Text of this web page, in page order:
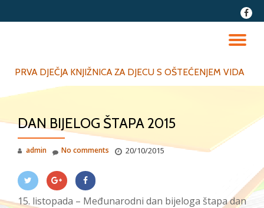
fa-
PRVA DJEČJA KNJIŽNICA ZA DJECU S OŠTEĆENJEM VIDA
DAN BIJELOG ŠTAPA 2015
admin 20/10/2015
No comments
15. listopada – Međunarodni dan bijeloga štapa dan